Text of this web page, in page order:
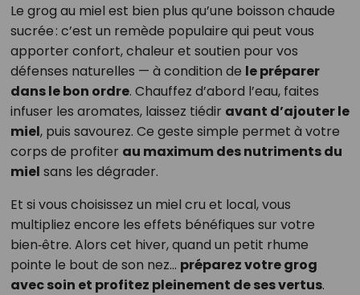
Le grog au miel est bien plus qu’une boisson chaude
sucrée : c’est un remède populaire qui peut vous
apporter confort, chaleur et soutien pour vos
défenses naturelles — à condition de le préparer
dans le bon ordre. Chauffez d’abord l’eau, faites
infuser les aromates, laissez tiédir avant d’ajouter le
miel, puis savourez. Ce geste simple permet à votre
corps de profiter au maximum des nutriments du
miel sans les dégrader.
Et si vous choisissez un miel cru et local, vous
multipliez encore les effets bénéfiques sur votre
bien‑être. Alors cet hiver, quand un petit rhume
pointe le bout de son nez… préparez votre grog
avec soin et profitez pleinement de ses vertus.